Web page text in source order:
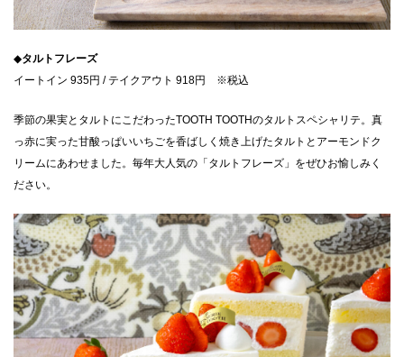
◆タルトフレーズ
イートイン 935円 / テイクアウト 918円 ※税込
季節の果実とタルトにこだわったTOOTH TOOTHのタルトスペシャリテ。真
っ赤に実った甘酸っぱいいちごを香ばしく焼き上げたタルトとアーモンドク
リームにあわせました。毎年大人気の「タルトフレーズ」をぜひお愉しみく
ださい。